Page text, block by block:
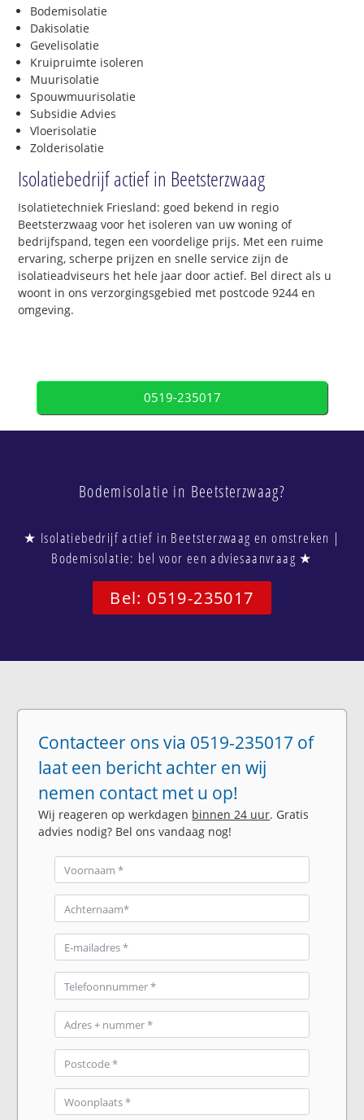
Bodemisolatie
Dakisolatie
Gevelisolatie
Kruipruimte isoleren
Muurisolatie
Spouwmuurisolatie
Subsidie Advies
Vloerisolatie
Zolderisolatie
Isolatiebedrijf actief in Beetsterzwaag
Isolatietechniek Friesland: goed bekend in regio
Beetsterzwaag voor het isoleren van uw woning of
bedrijfspand, tegen een voordelige prijs. Met een ruime
ervaring, scherpe prijzen en snelle service zijn de
isolatieadviseurs het hele jaar door actief. Bel direct als u
woont in ons verzorgingsgebied met postcode 9244 en
omgeving.
0519-235017
Bodemisolatie in Beetsterzwaag?
★ Isolatiebedrijf actief in Beetsterzwaag en omstreken |
Bodemisolatie: bel voor een adviesaanvraag ★
Bel: 0519-235017
Contacteer ons via 0519-235017 of
laat een bericht achter en wij
nemen contact met u op!
Wij reageren op werkdagen binnen 24 uur. Gratis
advies nodig? Bel ons vandaag nog!